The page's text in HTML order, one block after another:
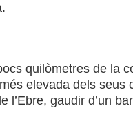
quilòmetres de la
elevada dels
gaudir d’un